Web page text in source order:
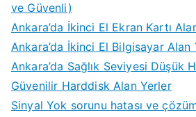
ve Güvenli)
Ankara’da İkinci El Ekran Kartı
Ankara’da İkinci El Bilgisayar Alan
Ankara’da Sağlık Seviyesi Düşük
Güvenilir Harddisk Alan Yerler
Sinyal Yok sorunu hatası ve